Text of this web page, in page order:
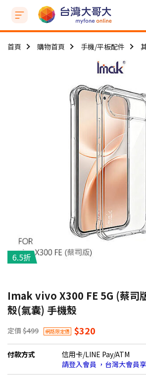
首頁 購物首頁 手機/平板配件
6.5折
Imak vivo X300 FE 5G (蔡司
殼(氣囊) 手機殼
定價 $499 網路限定價 $320
付款方式
信用卡/LINE Pay/ATM
請登入會員 ，台灣大會員